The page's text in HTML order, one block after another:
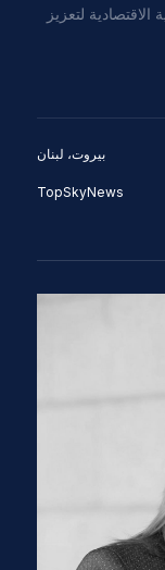
الاقتصادية لتعزيز
بيروت، لبنان
TopSkyNews